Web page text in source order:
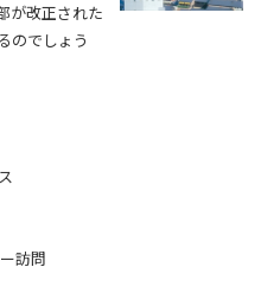
が改正された
のでしょう
訪問